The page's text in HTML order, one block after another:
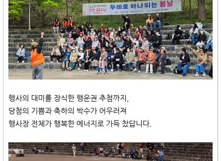
행사의 대미를 장식한 행운권 추첨까지,
당첨의 기쁨과 축하의 박수가 어우러져
행사장 전체가 행복한 에너지로 가득 찼답니다.